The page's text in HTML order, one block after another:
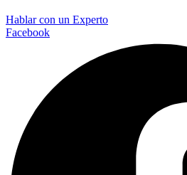
Hablar con un Experto
Facebook